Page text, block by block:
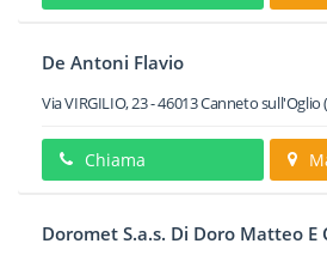
De Antoni Flavio
Via VIRGILIO, 23-46013Canneto sull'Oglio
Chiama
Doromet S.a.s. Di Doro Matteo E